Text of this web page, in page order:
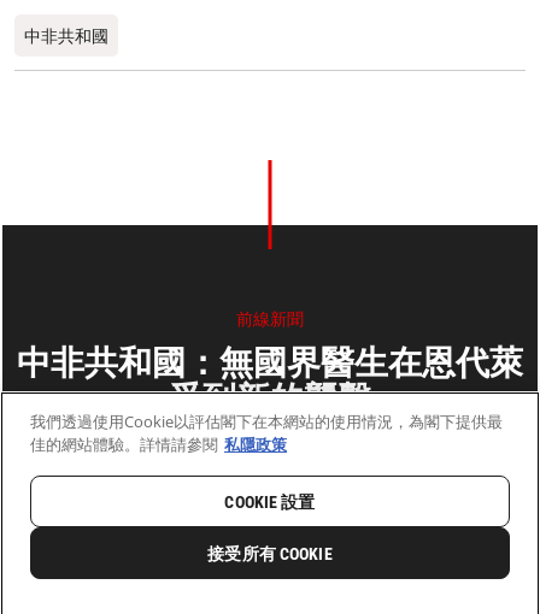
0 分享
中非共和國
前線新聞
中非共和國：無國界醫生在恩代萊
受到新的襲擊
2014年6月04日
首頁最新動向前線新聞與故事
我們透過使用Cookie以評估閣下在本網站的使用情況，為閣下提供最
佳的網站體驗。詳情請參閱 私隱政策
COOKIE 設置
接受所有 COOKIE